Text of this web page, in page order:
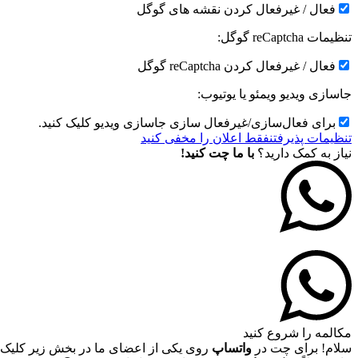
فعال / غیرفعال کردن نقشه های گوگل
تنظیمات reCaptcha گوگل:
فعال / غیرفعال کردن reCaptcha گوگل
جاسازی ویدیو ویمئو یا یوتیوب:
برای فعال‌سازی/غیرفعال سازی جاسازی ویدیو کلیک کنید.
تنظیمات پذیرفتنفقط اعلان را مخفی کنید
نیاز به کمک دارید؟ با ما چت کنید!
مکالمه را شروع کنید
سلام! برای چت در واتساپ روی یکی از اعضای ما در بخش زیر کلیک